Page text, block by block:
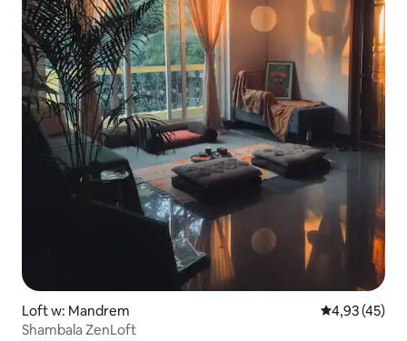
Loft w: Mandrem Średnia
4,93 (45)
Shambala ZenLoft